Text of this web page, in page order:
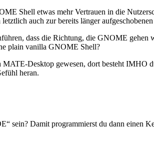
Shell etwas mehr Vertrauen in die
auch zur bereits länger
dass die Richtung, die GNOME gehen
plain vanilla GNOME Shell?
MATE-Desktop gewesen, dort besteht IMHO
heran.
“ sein? Damit programmierst du dann einen